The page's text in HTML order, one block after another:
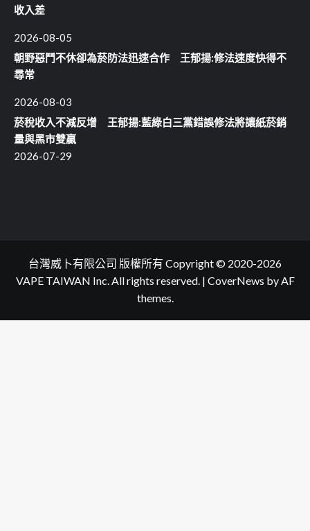
收入差
2026-08-05
朝野惡鬥不休卻為菸防法迅速合作 王郁揚:修法速度快得不
尋常
2026-08-03
菸稅收入不減反增 王郁揚:藍綠白三黨錯誤修法將讓紙菸銷
量與黑市雙贏
2026-07-29
台灣威卜有限公司 版權所有 Copyright © 2020-2026
VAPE TAIWAN Inc. All rights reserved. | CoverNews by AF
themes.